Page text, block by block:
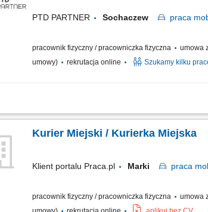
PTD PARTNER Sochaczew praca
pracownik fizyczny / pracowniczka fizyczna umowa
umowy)
rekrutacja online Szukamy kilku
Zakres obowiązków Odbieranie i dostarczanie
Kurier Miejski / Kurierka Miejska
Klient portalu Praca.pl Marki praca
pracownik fizyczny / pracowniczka fizyczna umowa